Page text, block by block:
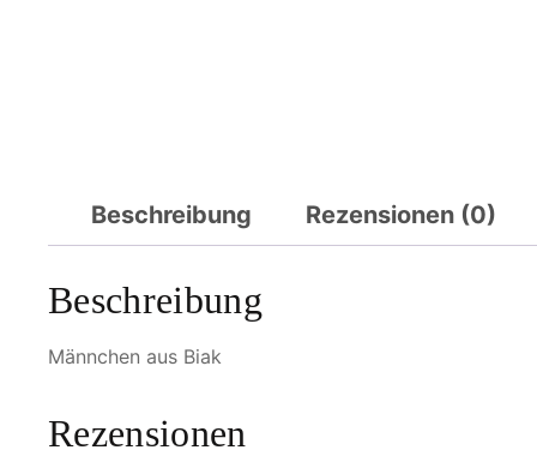
Beschreibung Rezensionen (0)
Beschreibung
Männchen aus Biak
Rezensionen